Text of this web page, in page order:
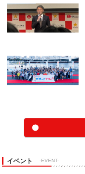
イベント -EVENT-